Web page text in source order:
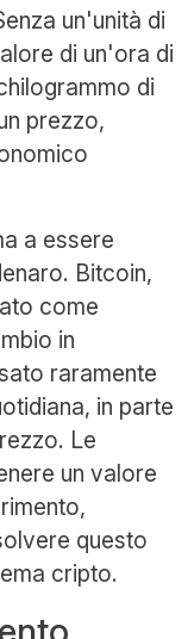
un'unità di
di un'ora di
di
prezzo,
a essere
Bitcoin,
come
in
raramente
in parte
Le
un valore
questo
cripto.